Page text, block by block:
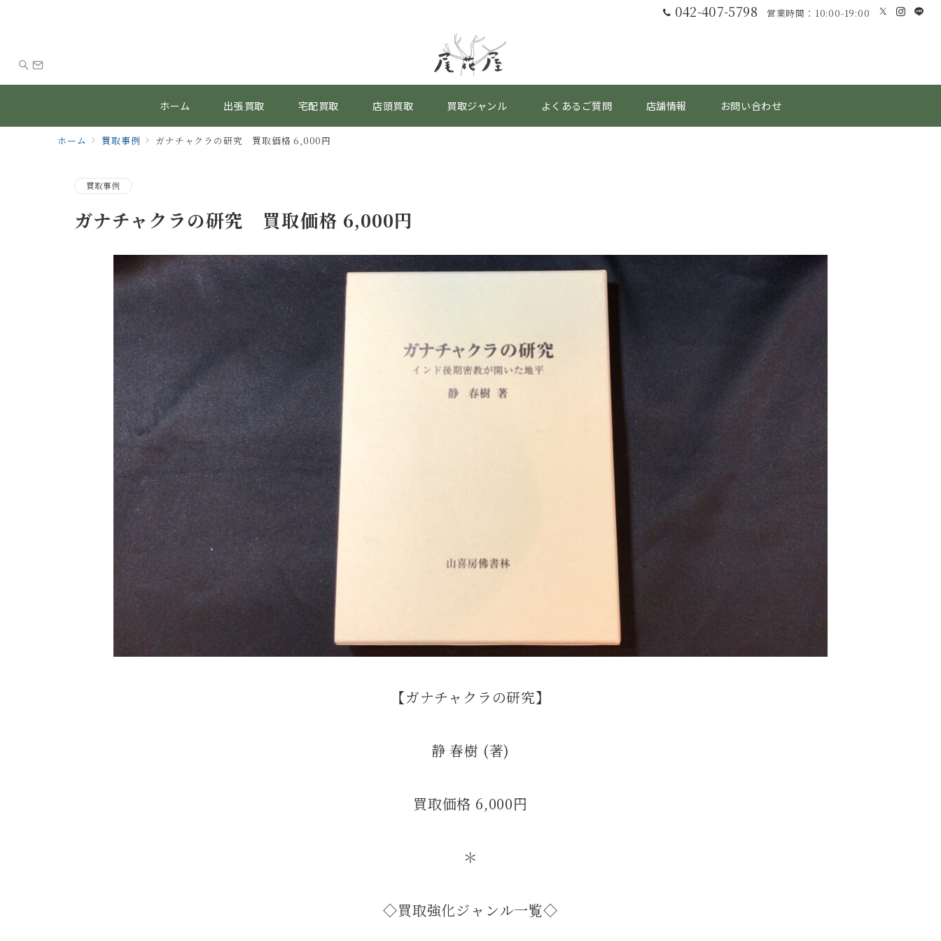
042-407-5798 営業時間：10:00-19:00
ホーム 出張買取 宅配買取 店頭買取 買取ジャンル よくあるご質問 店舗情報 お問い合わせ
ホーム 買取事例 ガナチャクラの研究 買取価格 6,000円
買取事例
ガナチャクラの研究 買取価格 6,000円
【ガナチャクラの研究】
静 春樹 (著)
買取価格 6,000円
＊
◇買取強化ジャンル一覧◇